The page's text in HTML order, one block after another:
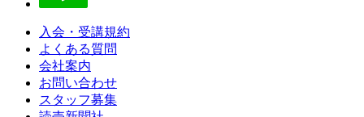
入会・受講規約
よくある質問
会社案内
お問い合わせ
スタッフ募集